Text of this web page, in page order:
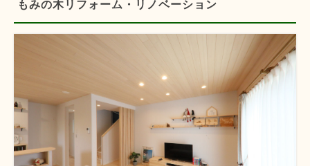
もみの木リフォーム・リノベーション